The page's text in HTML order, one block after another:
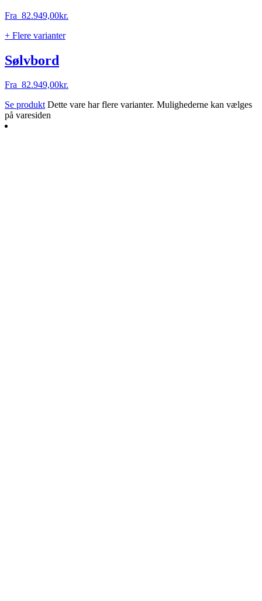
Fra 82.949,00kr.
+ Flere varianter
Sølvbord
Fra 82.949,00kr.
Se produkt Dette vare har flere varianter. Mulighederne kan vælges
på varesiden